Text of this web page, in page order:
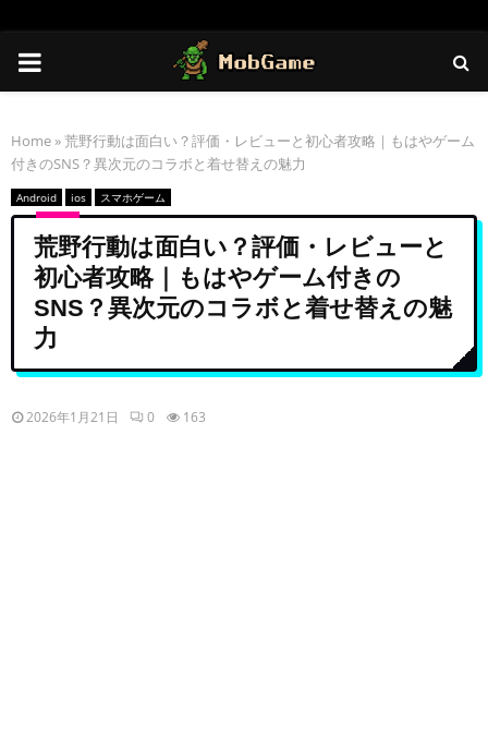
PRIMARY
Home »荒野行動は面白い？評価・レビューと初心者攻略｜もはやゲーム
付きのSNS？異次元のコラボと着せ替えの魅力
Android ios スマホゲーム
荒野行動は面白い？評価・レビューと
初心者攻略｜もはやゲーム付きの
SNS？異次元のコラボと着せ替えの魅
力
2026年1月21日 0 163